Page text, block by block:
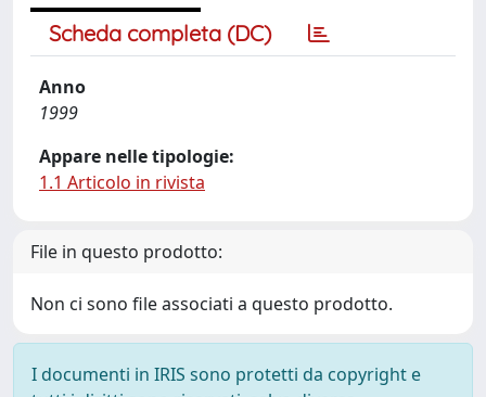
Scheda completa (DC)
Anno
1999
Appare nelle tipologie:
1.1 Articolo in rivista
File in questo prodotto:
Non ci sono file associati a questo prodotto.
I documenti in IRIS sono protetti da copyright e